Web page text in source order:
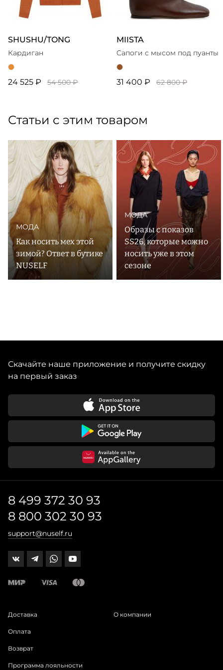
SHUSHU/TONG
Кардиган
24 525 ₽ 54 500 ₽
MIISTA
Cапоги с мысом под пуанты
31 400 ₽ 62 800 ₽
Статьи с этим товаром
МОДА
Как носить мех этой
зимой? Ответ в бутике
NUSELF
МОДА
Образы с показов
SS26, которые можно
носить уже в этом
сезоне
Скачайте наше приложение и получите скидку
на первый заказ
8 499 372 30 93
8 800 302 30 93
support@nuself.ru
Доставка
Оплата
Возврат
Программа лояльности
О компании